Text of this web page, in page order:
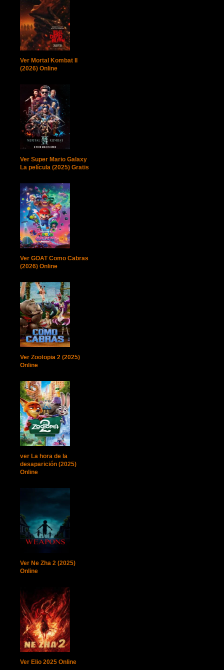
Ver Mortal Kombat II
(2026) Online
Ver Super Mario Galaxy
La película (2025) Gratis
Ver GOAT Como Cabras
(2026) Online
Ver Zootopia 2 (2025)
Online
ver La hora de la
desaparición (2025)
Online
Ver Ne Zha 2 (2025)
Online
Ver Elio 2025 Online